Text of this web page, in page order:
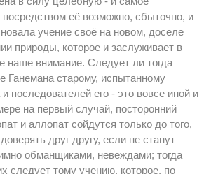
посредством её возможно, сбыточно, и
учение своё на новом, доселе
природы, которое и заслуживает в
наше внимание. Следует ли тогда
Ганемана старому, испытанному
последователей его - это вовсе иной и
на первый случай, посторонний
и аллопат сойдутся только до того,
друг другу, если не станут
обманщиками, невеждами; тогда
следует тому учению, которое, по